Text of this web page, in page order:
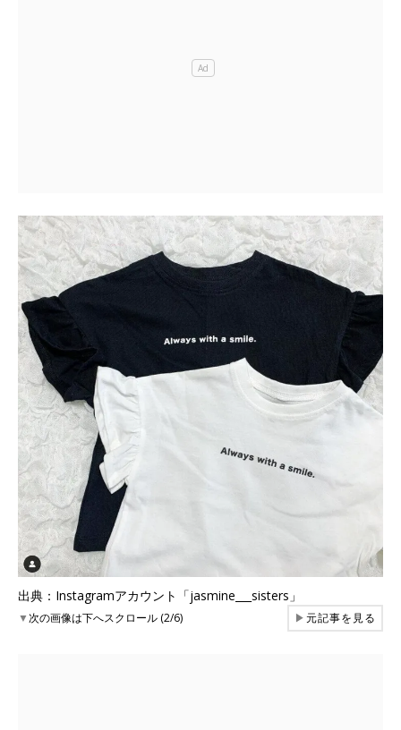
出典：Instagramアカウント「jasmine___sisters」
▼次の画像は下へスクロール (2/6) ▶元記事を見る